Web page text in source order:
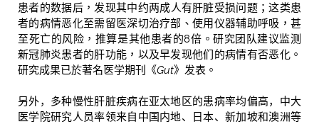
患者的数据后，发现其中约两成人有肝脏受损问题 ；这类患
者的病情恶化至需留医深切治疗部、使用仪器辅助呼吸 ，甚
至死亡的风险 ， 推算是其他患者的8倍 。研究团队建议监测
新冠肺炎患者的肝功能，以及早发现他们 的病情有否恶化 。
研究成果已於著名医学期刊 《Gut》 发表。
另外，多种慢性肝脏疾病在亚太地区的患病率均偏高，中大
医学院研究人员率领来自中国内地、日本、新加坡和澳洲等